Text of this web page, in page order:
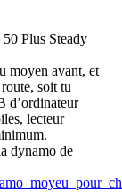
Plus Steady
moyen avant, et
soit tu
d’ordinateur
lecteur
dynamo de